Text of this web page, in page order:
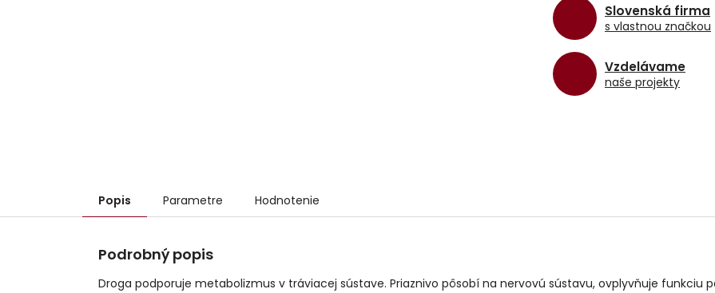
Slovenská firma
s vlastnou značkou
Vzdelávame
naše projekty
Popis Parametre Hodnotenie
Podrobný popis
Droga podporuje metabolizmus v tráviacej sústave. Priaznivo pôsobí na nervovú sústavu, ovplyvňuje funkciu